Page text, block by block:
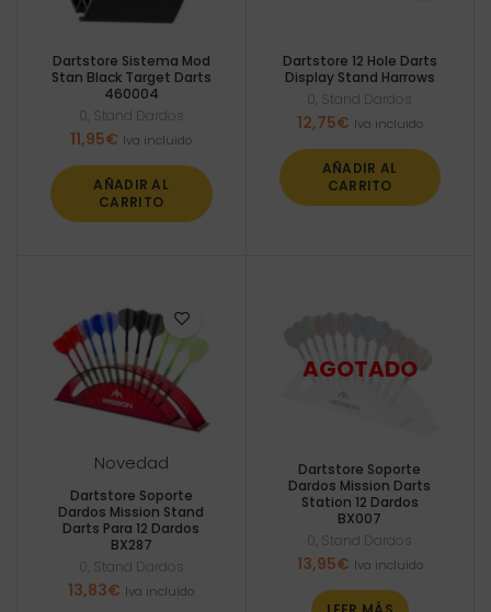
Dartstore Sistema Mod
Stan Black Target Darts
460004
0 Stand Dardos
11,95€ Iva incluido
AÑADIR AL
CARRITO
Dartstore 12 Hole Darts
Display Stand Harrows
0 Stand Dardos
12,75€ Iva incluido
AÑADIR AL
CARRITO
Novedad
Dartstore Soporte
Dardos Mission Stand
Darts Para 12 Dardos
BX287
0 Stand Dardos
13,83€ Iva incluido
Dartstore Soporte
Dardos Mission Darts
Station 12 Dardos
BX007
0 Stand Dardos
13,95€ Iva incluido